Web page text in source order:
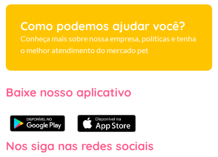
Como podemos ajudar você?
Conheça mais sobre nossa empresa, políticas e tenha
o melhor atendimento do mercado pet
Baixe nosso aplicativo
Nos siga nas redes sociais